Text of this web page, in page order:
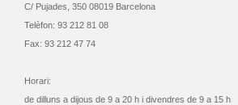
C/ Pujades, 350 08019 Barcelona
Telèfon: 93 212 81 08
Fax: 93 212 47 74
Horari:
de dilluns a dijous de 9 a 20 h i divendres de 9 a 15 h